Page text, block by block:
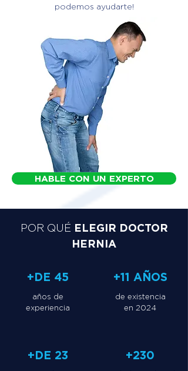
podemos ayudarte!
HABLE CON UN EXPERTO
POR QUÉ ELEGIR DOCTOR
HERNIA
+DE 45
años de
experiencia
+DE 23
+11 AÑOS
de existencia
en 2024
+230